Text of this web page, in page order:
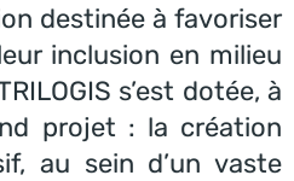
destinée à favoriser
inclusion en milieu
s’est dotée, à
projet : la création
au sein d’un vaste